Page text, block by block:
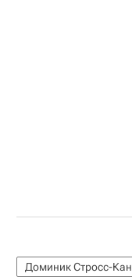
Доминик Стросс-Кан